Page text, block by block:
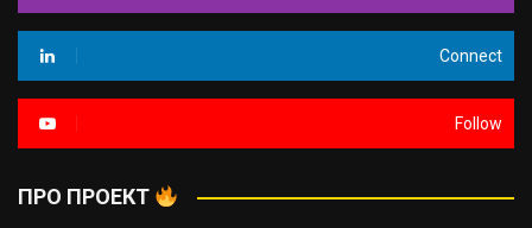
Connect
Follow
ПРО ПРОЕКТ